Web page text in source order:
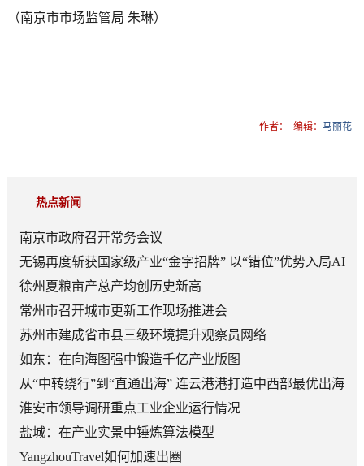
（南京市市场监管局 朱琳）
作者： 编辑：马丽花
热点新闻
南京市政府召开常务会议
无锡再度斩获国家级产业“金字招牌” 以“错位”优势入局AI
顶层赛道
徐州夏粮亩产总产均创历史新高
常州市召开城市更新工作现场推进会
苏州市建成省市县三级环境提升观察员网络
如东：在向海图强中锻造千亿产业版图
从“中转绕行”到“直通出海” 连云港港打造中西部最优出海
口
淮安市领导调研重点工业企业运行情况
盐城：在产业实景中锤炼算法模型
YangzhouTravel如何加速出圈